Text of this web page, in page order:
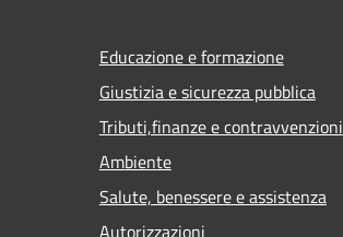
Educazione e formazione
Giustizia e sicurezza pubblica
Tributi,finanze e contravvenzioni
Ambiente
Salute, benessere e assistenza
Autorizzazioni